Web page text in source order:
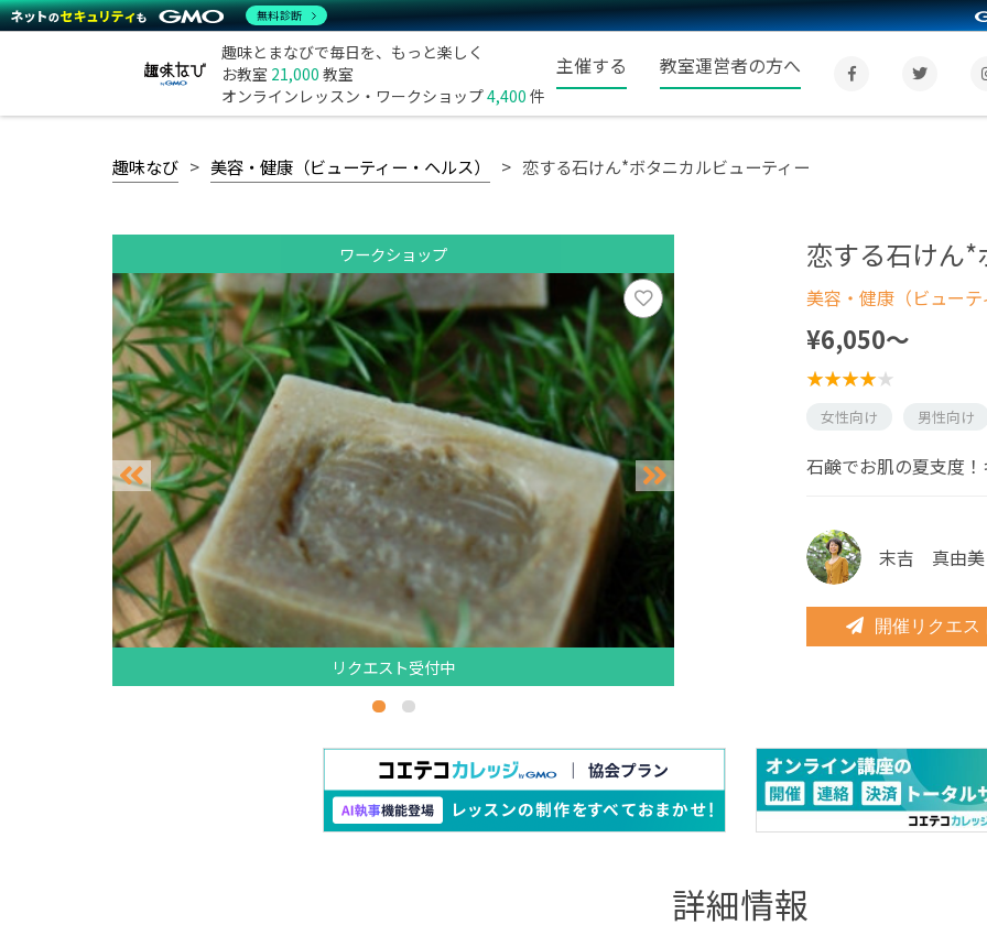
趣味とまなびで毎日を、もっと楽しく
お教室 21,000 教室
オンラインレッスン・ワークショップ4,400 件
主催する 教室運営者の方へ
趣味なび 美容・健康（ビューティー・ヘルス） 恋する石けん*ボタニカルビューティー
ワークショップ
リクエスト受付中
恋する石けん
美容・健康（ビュー
¥6,050〜
女性向け 男性向け
石鹸でお肌の夏支度
末吉 真由美
開催リクエス
詳細情報
無料診断